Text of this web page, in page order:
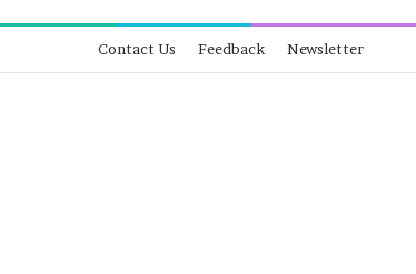
Contact Us Feedback Newsletter